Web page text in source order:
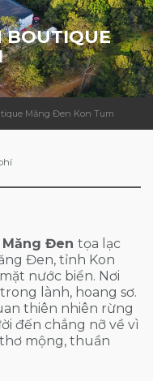
BOUTIQUE
Măng Đen Kon Tum
Đen tọa lạc
Đen, tỉnh Kon
nước biển. Nơi
lành, hoang sơ.
thiên nhiên rừng
đến chẳng nỡ về vì
thơ mộng, thuần